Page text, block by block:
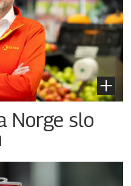
Norge slo